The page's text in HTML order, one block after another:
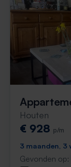
Houten
€ 928 p/m
3 maanden, 3
Gevonden op: